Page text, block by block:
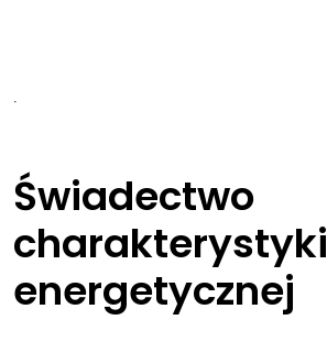
Świadectwo
charakterystyki
energetycznej